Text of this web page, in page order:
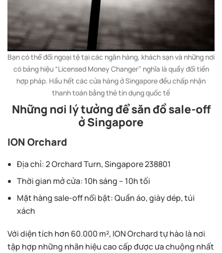
Bạn có thể đổi ngoại tệ tại các ngân hàng, khách sạn và những nơi
có bảng hiệu “Licensed Money Changer” nghĩa là quầy đổi tiền
hợp pháp. Hầu hết các cửa hàng ở Singapore đều chấp nhận
thanh toán bằng thẻ tín dụng quốc tế
Những nơi lý tưởng để săn đồ sale-off
ở Singapore
ION Orchard
Địa chỉ: 2 Orchard Turn, Singapore 238801
Thời gian mở cửa: 10h sáng – 10h tối
Mặt hàng sale-off nổi bật: Quần áo, giày dép, túi
xách
Với diện tích hơn 60.000 m², ION Orchard tự hào là nơi
tập hợp những nhãn hiệu cao cấp được ưa chuộng nhất